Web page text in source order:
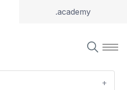
.academy